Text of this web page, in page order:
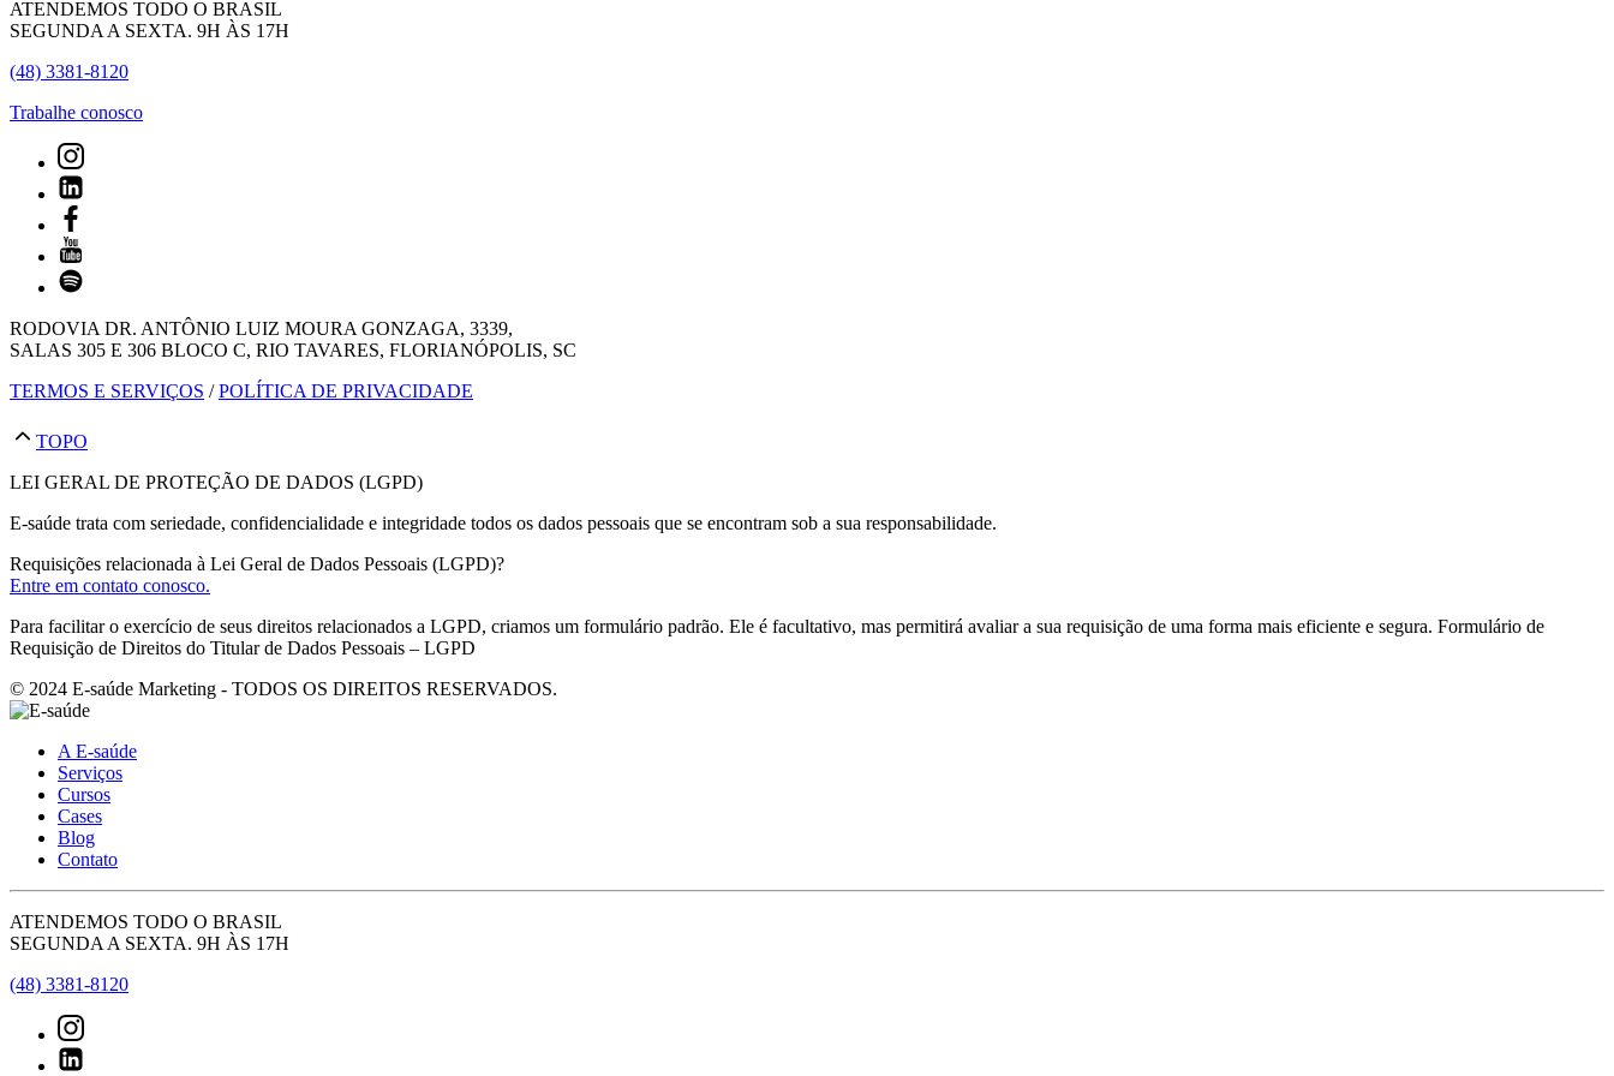
ATENDEMOS TODO O BRASIL
SEGUNDA A SEXTA. 9H ÀS 17H
(48) 3381-8120
Trabalhe conosco
RODOVIA DR. ANTÔNIO LUIZ MOURA GONZAGA, 3339,
SALAS 305 E 306 BLOCO C, RIO TAVARES, FLORIANÓPOLIS, SC
TERMOS E SERVIÇOS /POLÍTICA DE PRIVACIDADE
TOPO
LEI GERAL DE PROTEÇÃO DE DADOS (LGPD)
E-saúde trata com seriedade, confidencialidade e integridade todos os dados pessoais que se encontram sob a sua responsabilidade.
Requisições relacionada à Lei Geral de Dados Pessoais (LGPD)?
Entre em contato conosco.
Para facilitar o exercício de seus direitos relacionados a LGPD, criamos um formulário padrão. Ele é facultativo, mas permitirá avaliar a sua requisição de uma forma mais eficiente e segura. Formulário de
Requisição de Direitos do Titular de Dados Pessoais – LGPD
© 2024 E-saúde Marketing - TODOS OS DIREITOS RESERVADOS.
A E-saúde
Serviços
Cursos
Cases
Blog
Contato
ATENDEMOS TODO O BRASIL
SEGUNDA A SEXTA. 9H ÀS 17H
(48) 3381-8120